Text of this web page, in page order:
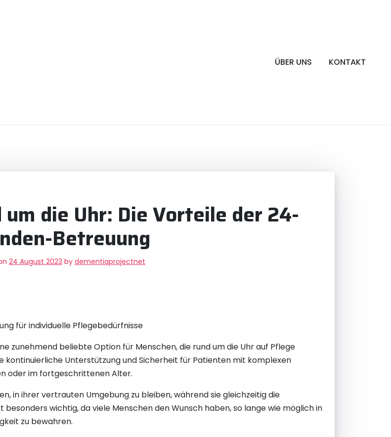
ÜBER UNS KONTAKT
die Uhr: Die Vorteile der 24-
Betreuung
24 August 2023 by dementiaprojectnet
für individuelle Pflegebedürfnisse
zunehmend beliebte Option für Menschen, die rund um die Uhr auf Pflege
kontinuierliche Unterstützung und Sicherheit für Patienten mit komplexen
oder im fortgeschrittenen Alter.
in ihrer vertrauten Umgebung zu bleiben, während sie gleichzeitig die
wichtig, da viele Menschen den Wunsch haben, so lange wie möglich in
zu bewahren.